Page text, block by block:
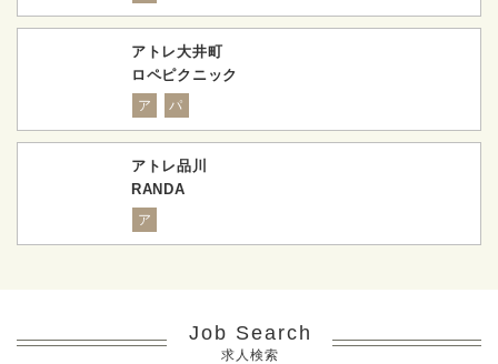
アトレ大井町
ロペピクニック
ア パ
アトレ品川
RANDA
ア
Job Search
求人検索